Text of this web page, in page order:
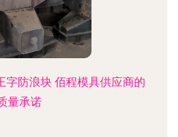
字防浪块 佰程模具供应商的
量承诺